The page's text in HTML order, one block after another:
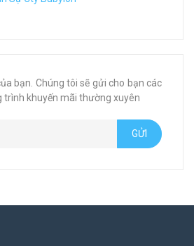
bạn. Chúng tôi sẽ gửi cho bạn các
trình khuyến mãi thường xuyên
GỬI